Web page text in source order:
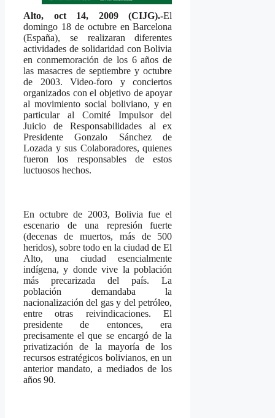
Alto, oct 14, 2009 (CIJG).-El
domingo 18 de octubre en Barcelona
(España), se realizaran diferentes
actividades de solidaridad con Bolivia
en conmemoración de los 6 años de
las masacres de septiembre y octubre
de 2003. Video-foro y conciertos
organizados con el objetivo de apoyar
al movimiento social boliviano, y en
particular al Comité Impulsor del
Juicio de Responsabilidades al ex
Presidente Gonzalo Sánchez de
Lozada y sus Colaboradores, quienes
fueron los responsables de estos
luctuosos hechos.
En octubre de 2003, Bolivia fue el
escenario de una represión fuerte
(decenas de muertos, más de 500
heridos), sobre todo en la ciudad de El
Alto, una ciudad esencialmente
indígena, y donde vive la población
más precarizada del país. La
población demandaba la
nacionalización del gas y del petróleo,
entre otras reivindicaciones. El
presidente de entonces, era
precisamente el que se encargó de la
privatización de la mayoría de los
recursos estratégicos bolivianos, en un
anterior mandato, a mediados de los
años 90.